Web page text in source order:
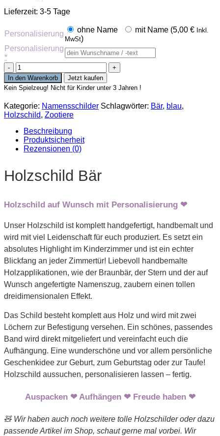
Lieferzeit: 3-5 Tage
Personalisierung ohne Name mit Name (5,00 € Inkl.
MwSt)
Personalisierung
*
Personalisierbares
Holzschild
Bär
Menge
In den Warenkorb
Jetzt kaufen
Kein Spielzeug! Nicht für Kinder unter 3 Jahren !
Kategorie: Namensschilder Schlagwörter: Bär, blau,
Holzschild, Zootiere
Beschreibung
Produktsicherheit
Rezensionen (0)
Holzschild Bär
Holzschild auf Wunsch mit Personalisierung ❤
Unser Holzschild ist komplett handgefertigt, handbemalt und
wird mit viel Leidenschaft für euch produziert. Es setzt ein
absolutes Highlight im Kinderzimmer und ist ein echter
Blickfang an jeder Zimmertür! Liebevoll handbemalte
Holzapplikationen, wie der Braunbär, der Stern und der auf
Wunsch angefertigte Namenszug, zaubern einen tollen
dreidimensionalen Effekt.
Das Schild besteht komplett aus Holz und wird mit zwei
Löchern zur Befestigung versehen. Ein schönes, passendes
Band wird direkt mitgeliefert und vereinfacht euch die
Aufhängung. Eine wunderschöne und vor allem persönliche
Geschenkidee zur Geburt, zum Geburtstag oder zur Taufe!
Holzschild aussuchen, personalisieren lassen – fertig.
Auspacken ❤ Aufhängen ❤ Freude haben ❤
🧸 Wir haben auch noch weitere tolle Holzschilder oder dazu
passende Artikel im Shop, schaut gerne mal vorbei. Wir